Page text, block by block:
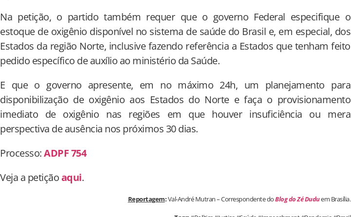
Na petição, o partido também requer que o governo Federal especifique o
estoque de oxigênio disponível no sistema de saúde do Brasil e, em especial, dos
Estados da região Norte, inclusive fazendo referência a Estados que tenham feito
pedido específico de auxílio ao ministério da Saúde.
E que o governo apresente, em no máximo 24h, um planejamento para
disponibilização de oxigênio aos Estados do Norte e faça o provisionamento
imediato de oxigênio nas regiões em que houver insuficiência ou mera
perspectiva de ausência nos próximos 30 dias.
Processo:ADPF 754
Veja a petiçãoaqui.
Reportagem:Val-André Mutran – Correspondente doBlog do Zé Duduem Brasília.